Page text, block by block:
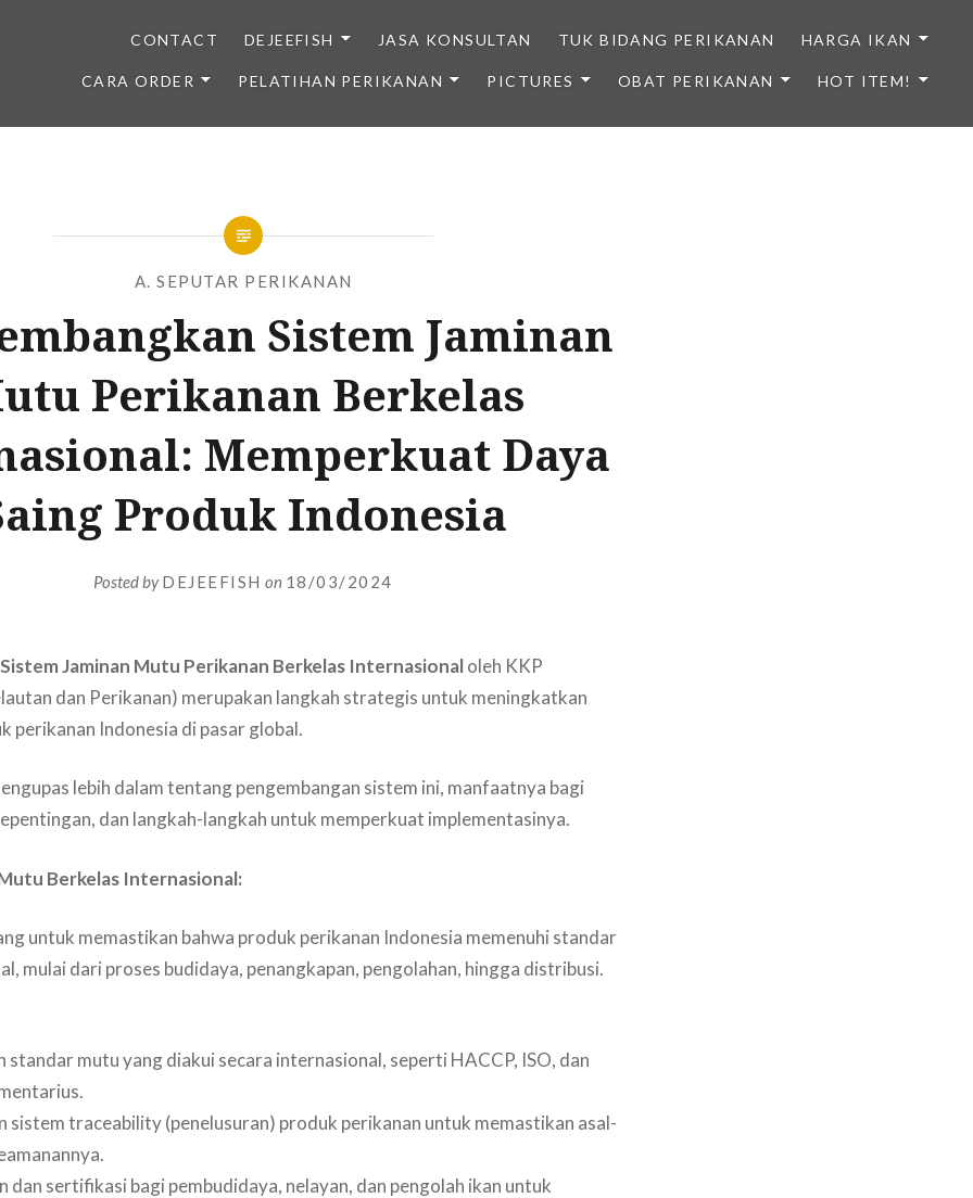
IKAN BERKUALITAS INDONESIA
CONTACT DEJEEFISH JASA KONSULTAN TUK BIDANG PERIKANAN HARGA IKAN
CARA ORDER PELATIHAN PERIKANAN PICTURES OBAT PERIKANAN HOT ITEM!
A. SEPUTAR PERIKANAN
Sistem Jaminan
Perikanan Berkelas
Memperkuat Daya
Produk Indonesia
Posted byDEJEEFISH on 18/03/2024
Jaminan Mutu Perikanan Berkelas Internasionaloleh KKP
dan Perikanan) merupakan langkah strategis untuk meningkatkan
perikanan Indonesia di pasar global.
lebih dalam tentang pengembangan sistem ini, manfaatnya bagi
dan langkah-langkah untuk memperkuat implementasinya.
Berkelas Internasional:
untuk memastikan bahwa produk perikanan Indonesia memenuhi standar
mulai dari proses budidaya, penangkapan, pengolahan, hingga distribusi.
standar mutu yang diakui secara internasional, seperti HACCP, ISO, dan
sistem traceability (penelusuran) produk perikanan untuk memastikan asal-
dan sertifikasi bagi pembudidaya, nelayan, dan pengolah ikan untuk